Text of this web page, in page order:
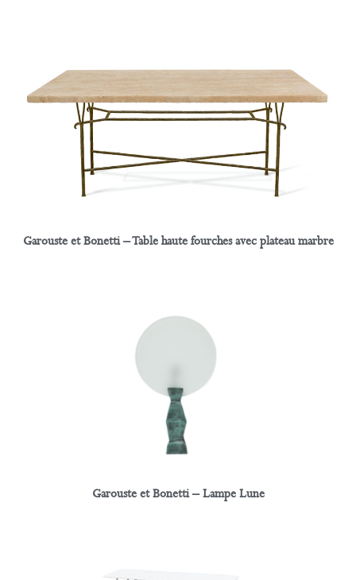
Garouste et Bonetti – Table haute fourches avec plateau marbre
Garouste et Bonetti – Lampe Lune